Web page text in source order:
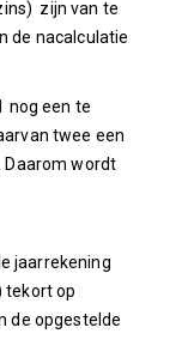
zijn van te
de nacalculatie
nog een te
twee een
Daarom wordt
jaarrekening
tekort op
de opgestelde